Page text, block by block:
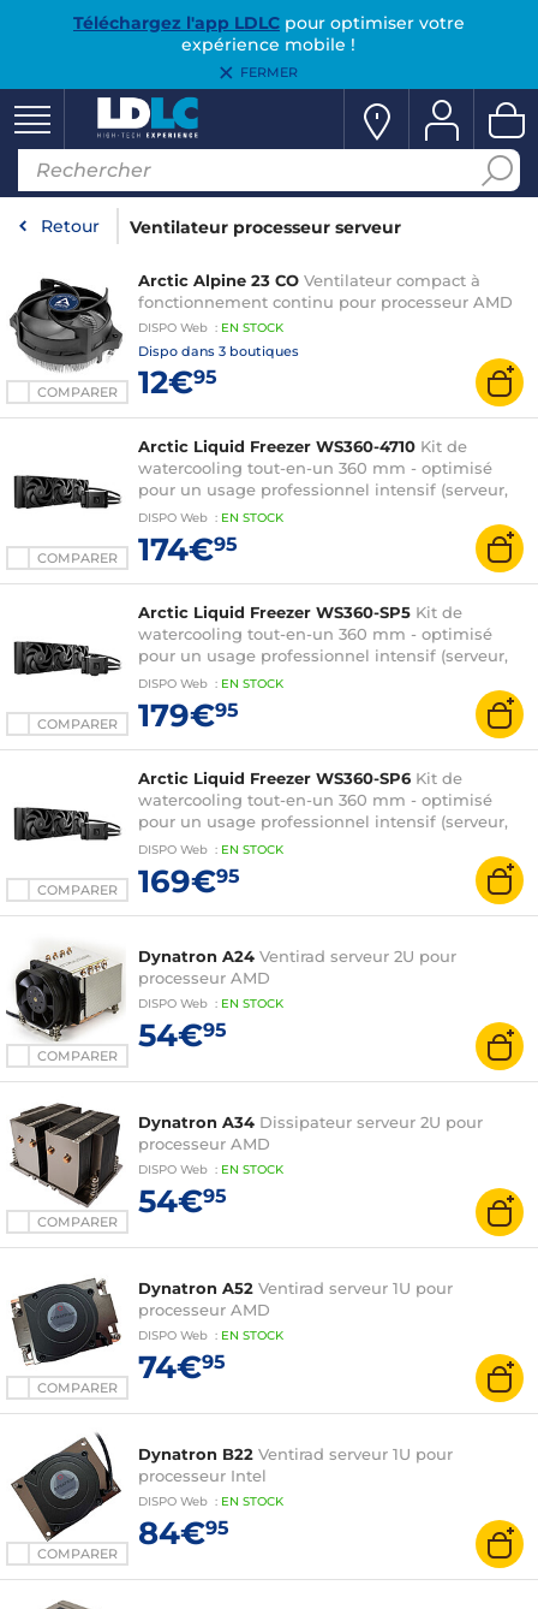
Téléchargez l'app LDLCpour optimiser votre
expérience mobile !
FERMER
Retour Ventilateur processeur serveur
COMPARER
Arctic Alpine 23 CO Ventilateur compact à
fonctionnement continu pour processeur AMD
DISPO Web : EN STOCK
Dispo dans 3 boutiques
12€95
COMPARER
Arctic Liquid Freezer WS360-4710 Kit de
watercooling tout-en-un 360 mm - optimisé
pour un usage professionnel intensif (serveur,
IA...) - compatible processeur Intel socket
DISPO Web : EN STOCK
174€95
COMPARER
Arctic Liquid Freezer WS360-SP5 Kit de
watercooling tout-en-un 360 mm - optimisé
pour un usage professionnel intensif (serveur,
IA...) - compatible processeur AMD socket SP5
DISPO Web : EN STOCK
179€95
COMPARER
Arctic Liquid Freezer WS360-SP6 Kit de
watercooling tout-en-un 360 mm - optimisé
pour un usage professionnel intensif (serveur,
IA...) - compatible processeur AMD socket SP6
DISPO Web : EN STOCK
169€95
COMPARER
Dynatron A24 Ventirad serveur 2U pour
processeur AMD
DISPO Web : EN STOCK
54€95
COMPARER
Dynatron A34 Dissipateur serveur 2U pour
processeur AMD
DISPO Web : EN STOCK
54€95
COMPARER
Dynatron A52 Ventirad serveur 1U pour
processeur AMD
DISPO Web : EN STOCK
74€95
COMPARER
Dynatron B22 Ventirad serveur 1U pour
processeur Intel
DISPO Web : EN STOCK
84€95